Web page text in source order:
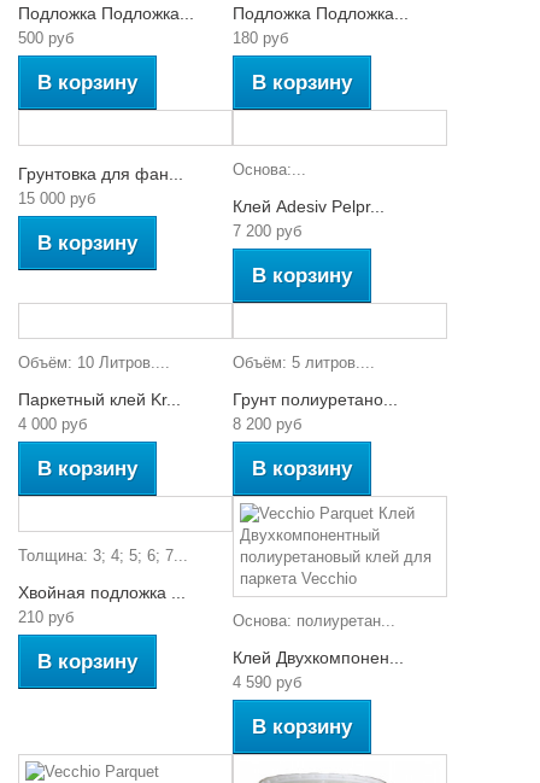
Подложка Подложка...
500 руб
В корзину
Подложка Подложка...
180 руб
В корзину
Грунтовка для фан...
15 000 руб
В корзину
Основа:...
Клей Adesiv Pelpr...
7 200 руб
В корзину
Объём: 10 Литров....
Паркетный клей Kr...
4 000 руб
В корзину
Объём: 5 литров....
Грунт полиуретано...
8 200 руб
В корзину
Толщина: 3; 4; 5; 6; 7...
Хвойная подложка ...
210 руб
В корзину
Основа: полиуретан...
Клей Двухкомпонен...
4 590 руб
В корзину